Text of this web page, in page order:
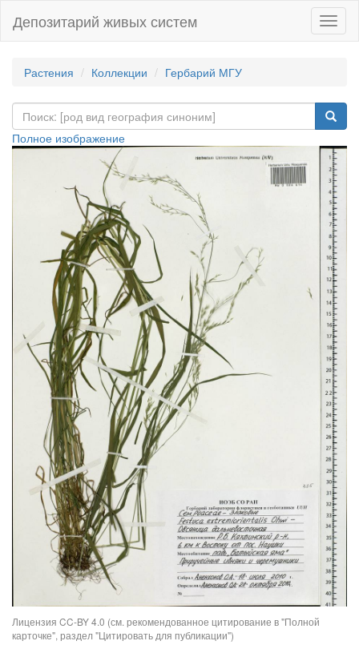
Депозитарий живых систем
Растения Коллекции Гербарий МГУ
Полное изображение
Лицензия CC-BY 4.0 (см. рекомендованное цитирование в "Полной
карточке", раздел "Цитировать для публикации")